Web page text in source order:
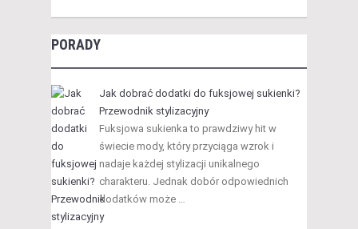
PORADY
Jak dobrać dodatki do fuksjowej sukienki?
Przewodnik stylizacyjny
Fuksjowa sukienka to prawdziwy hit w
świecie mody, który przyciąga wzrok i
nadaje każdej stylizacji unikalnego
charakteru. Jednak dobór odpowiednich
dodatków może …